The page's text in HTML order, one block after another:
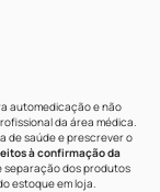
automedicação e não
da área médica.
de saúde e prescrever o
à confirmação da
separação dos produtos
estoque em loja.